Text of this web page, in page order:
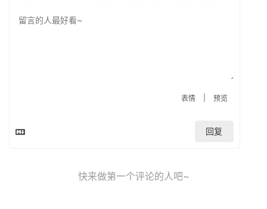
表情 预览
回复
快来做第一个评论的人吧~